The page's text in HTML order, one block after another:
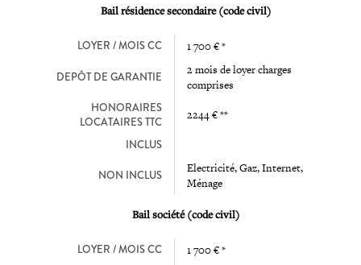
Bail résidence secondaire (code civil)
LOYER / MOIS CC 1 700 € *
DEPÔT DE GARANTIE
2 mois de loyer charges
comprises
HONORAIRES
LOCATAIRES TTC
2244 € **
INCLUS
NON INCLUS
Electricité, Gaz, Internet,
Ménage
Bail société (code civil)
LOYER / MOIS CC 1 700 € *